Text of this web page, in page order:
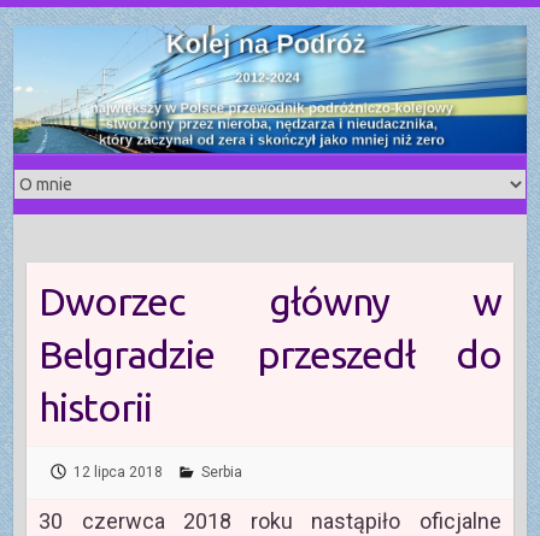
S
k
i
p
t
o
c
o
n
t
e
n
t
Dworzec główny w
Belgradzie przeszedł do
historii
12 lipca 2018 Serbia
30 czerwca 2018 roku nastąpiło oficjalne